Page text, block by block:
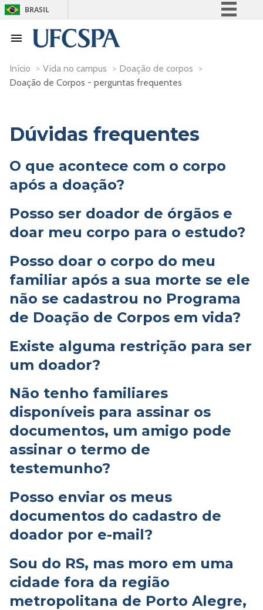
BRASIL
Participe
Acesso à informação
Início > Vida no campus > Doação de corpos >
Doação de Corpos - perguntas frequentes
Dúvidas frequentes
O que acontece com o corpo
após a doação?
Posso ser doador de órgãos e
doar meu corpo para o estudo?
Posso doar o corpo do meu
familiar após a sua morte se ele
não se cadastrou no Programa
de Doação de Corpos em vida?
Existe alguma restrição para ser
um doador?
Não tenho familiares
disponíveis para assinar os
documentos, um amigo pode
assinar o termo de
testemunho?
Posso enviar os meus
documentos do cadastro de
doador por e-mail?
Sou do RS, mas moro em uma
cidade fora da região
metropolitana de Porto Alegre,